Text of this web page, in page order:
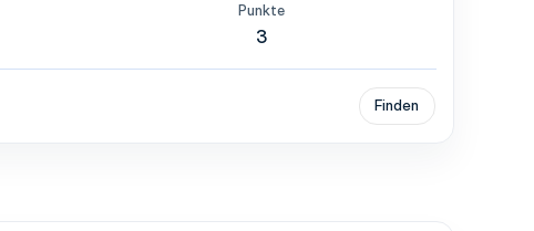
Punkte
3
Finden